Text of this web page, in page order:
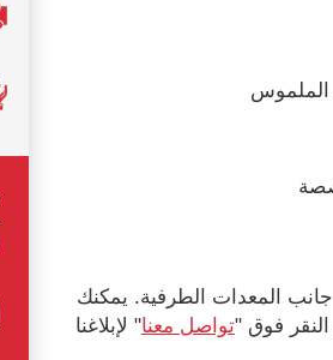
الملموس
المعدات الطرفية. يمكنك
فوق "تواصل معنا" لإبلاغنا